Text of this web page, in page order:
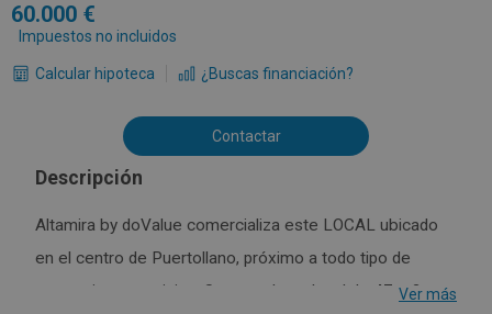
60.000
Impuestos no incluidos
Calcular hipoteca ¿Buscas financiación?
Contactar
Descripción
Altamira by doValue comercializa este LOCAL ubicado
en el centro de Puertollano, próximo a todo tipo de
comercios y servicios. Se trata de un local de 47 m2Ver más